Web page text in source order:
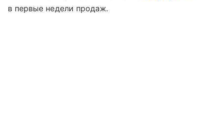
в первые недели продаж.